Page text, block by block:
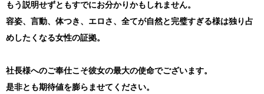
もう説明せずともすでにお分かりかもしれません。
容姿、言動、体つき、エロさ、全てが自然と完璧すぎる様は独り占
めしたくなる女性の証拠。
社長様へのご奉仕こそ彼女の最大の使命でございます。
是非とも期待値を膨らませてください。